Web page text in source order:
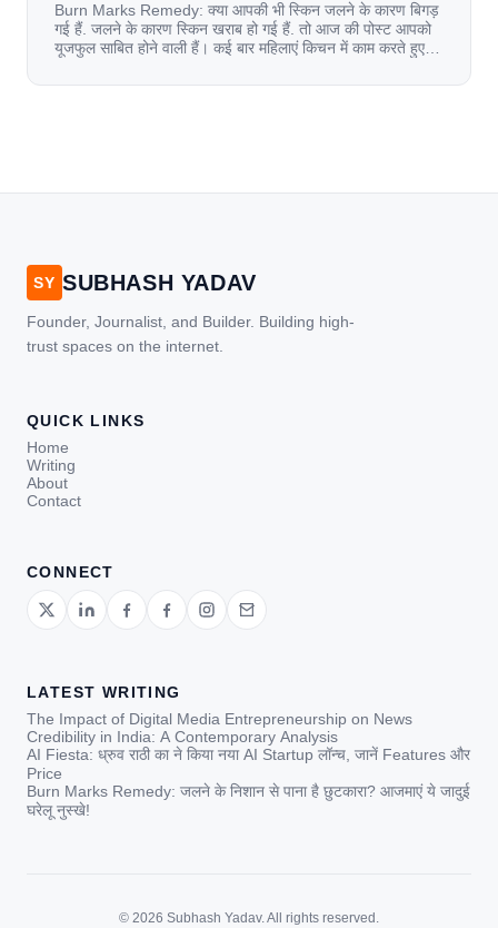
Burn Marks Remedy: क्या आपकी भी स्किन जलने के कारण बिगड़
गई हैं. जलने के कारण स्किन खराब हो गई हैं. तो आज की पोस्ट आपको
यूजफुल साबित होने वाली हैं। कई बार महिलाएं किचन में काम करते हुए
[…]
SY SUBHASH YADAV
Founder, Journalist, and Builder. Building high-
trust spaces on the internet.
QUICK LINKS
Home
Writing
About
Contact
CONNECT
LATEST WRITING
The Impact of Digital Media Entrepreneurship on News
Credibility in India: A Contemporary Analysis
AI Fiesta: ध्रुव राठी का ने किया नया AI Startup लॉन्च, जानें Features और
Price
Burn Marks Remedy: जलने के निशान से पाना है छुटकारा? आजमाएं ये जादुई
घरेलू नुस्खे!
© 2026 Subhash Yadav. All rights reserved.